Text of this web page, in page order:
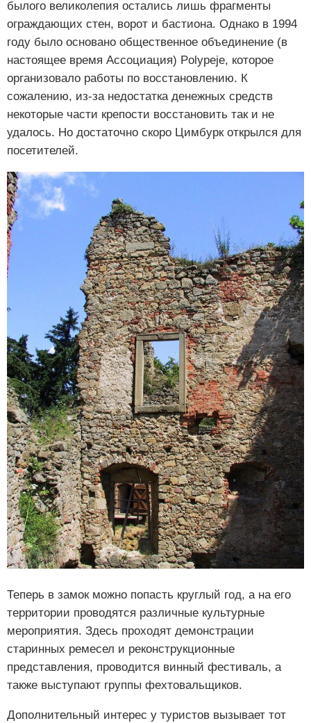
былого великолепия остались лишь фрагменты
ограждающих стен, ворот и бастиона. Однако в 1994
году было основано общественное объединение (в
настоящее время Ассоциация) Polypeje, которое
организовало работы по восстановлению. К
сожалению, из-за недостатка денежных средств
некоторые части крепости восстановить так и не
удалось. Но достаточно скоро Цимбурк открылся для
посетителей.
Теперь в замок можно попасть круглый год, а на его
территории проводятся различные культурные
мероприятия. Здесь проходят демонстрации
старинных ремесел и реконструкционные
представления, проводится винный фестиваль, а
также выступают группы фехтовальщиков.
Дополнительный интерес у туристов вызывает тот